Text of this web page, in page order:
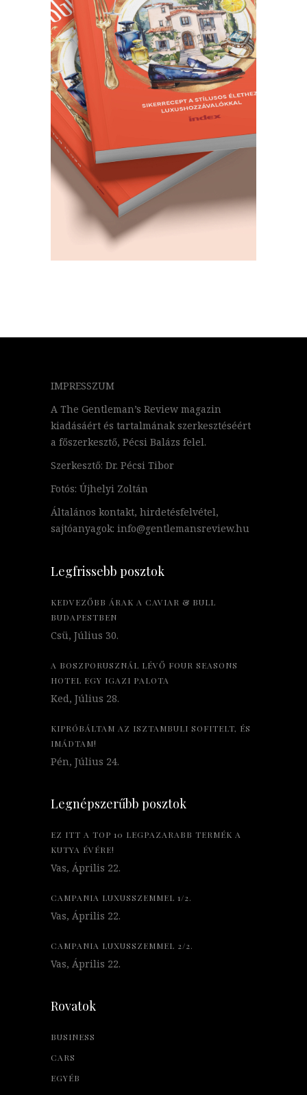
IMPRESSZUM
A The Gentleman’s Review magazin
kiadásáért és tartalmának szerkesztéséért
a főszerkesztő, Pécsi Balázs felel.
Szerkesztő: Dr. Pécsi Tibor
Fotós: Újhelyi Zoltán
Általános kontakt, hirdetésfelvétel,
sajtóanyagok: info@gentlemansreview.hu
Legfrissebb posztok
KEDVEZŐBB ÁRAK A CAVIAR & BULL
BUDAPESTBEN
Csü, Július 30.
A BOSZPORUSZNÁL LÉVŐ FOUR SEASONS
HOTEL EGY IGAZI PALOTA
Ked, Július 28.
KIPRÓBÁLTAM AZ ISZTAMBULI SOFITELT, ÉS
IMÁDTAM!
Pén, Július 24.
Legnépszerűbb posztok
EZ ITT A TOP 10 LEGPAZARABB TERMÉK A
KUTYA ÉVÉRE!
Vas, Április 22.
CAMPANIA LUXUSSZEMMEL 1/2.
Vas, Április 22.
CAMPANIA LUXUSSZEMMEL 2/2.
Vas, Április 22.
Rovatok
BUSINESS
CARS
EGYÉB